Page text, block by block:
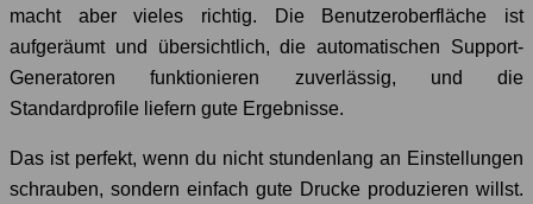
macht aber vieles richtig. Die Benutzeroberfläche ist
aufgeräumt und übersichtlich, die automatischen Support-
Generatoren funktionieren zuverlässig, und die
Standardprofile liefern gute Ergebnisse.
Das ist perfekt, wenn du nicht stundenlang an Einstellungen
schrauben, sondern einfach gute Drucke produzieren willst.